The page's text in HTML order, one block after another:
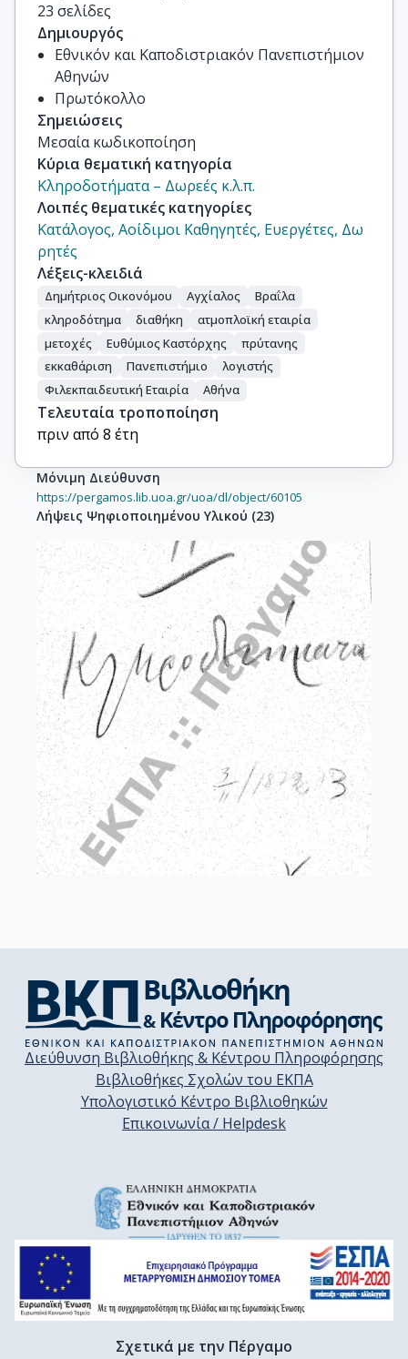
23 σελίδες
Δημιουργός
Εθνικόν και Καποδιστριακόν Πανεπιστήμιον
Αθηνών
Πρωτόκολλο
Σημειώσεις
Μεσαία κωδικοποίηση
Κύρια θεματική κατηγορία
Κληροδοτήματα – Δωρεές κ.λ.π.
Λοιπές θεματικές κατηγορίες
Κατάλογος, Αοίδιμοι Καθηγητές, Ευεργέτες, Δω
ρητές
Λέξεις-κλειδιά
Δημήτριος Οικονόμου Αγχίαλος
Βραΐλα
κληροδότημα
διαθήκη
ατμοπλοϊκή εταιρία
μετοχές
Ευθύμιος Καστόρχης
πρύτανης
εκκαθάριση
Πανεπιστήμιο
λογιστής
Φιλεκπαιδευτική Εταιρία
Αθήνα
Τελευταία τροποποίηση
πριν από 8 έτη
Μόνιμη Διεύθυνση
https://pergamos.lib.uoa.gr/uoa/dl/object/60105
Λήψεις Ψηφιοποιημένου Υλικού (23)
Διεύθυνση Βιβλιοθήκης & Κέντρου Πληροφόρησης
Βιβλιοθήκες Σχολών του ΕΚΠΑ
Υπολογιστικό Κέντρο Βιβλιοθηκών
Επικοινωνία / Helpdesk
Σχετικά με την Πέργαμο